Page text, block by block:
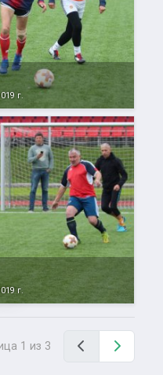
г.
г.
1 из 3 Назад